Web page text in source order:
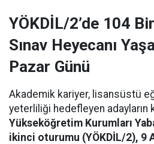
YÖKDİL/2’de 104
Sınav Heyecanı
Pazar Günü
Akademik kariyer, lisansüstü
yeterliliği hedefleyen adayların
Yükseköğretim Kurumları
ikinci oturumu (YÖKDİL/2), 9